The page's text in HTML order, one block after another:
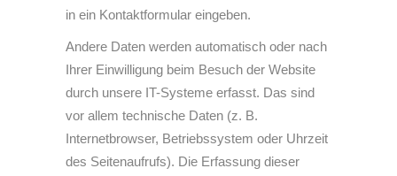
in ein Kontaktformular eingeben.
Andere Daten werden automatisch oder nach
Ihrer Einwilligung beim Besuch der Website
durch unsere IT-Systeme erfasst. Das sind
vor allem technische Daten (z. B.
Internetbrowser, Betriebssystem oder Uhrzeit
des Seitenaufrufs). Die Erfassung dieser